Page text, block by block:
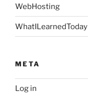
WebHosting
WhatILearnedToday
META
Log in